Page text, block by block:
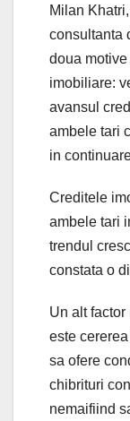
Milan
consultanta
doua
imobiliare:
avansul
ambele tari
in
Creditele
ambele tari
trendul
constata o
Un alt
este
sa ofere
chibrituri
nemaifiind